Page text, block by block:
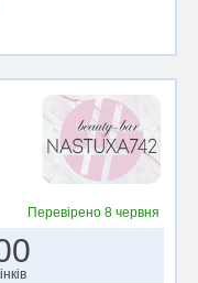
Перевірено 8 червня